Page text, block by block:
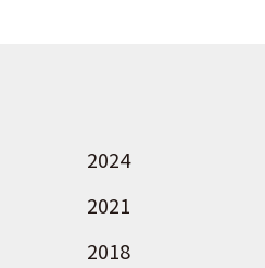
2024
2021
2018